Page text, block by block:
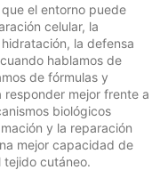
el entorno puede
celular, la
la defensa
hablamos de
de fórmulas y
mejor frente a
biológicos
y la reparación
mejor capacidad de
cutáneo.